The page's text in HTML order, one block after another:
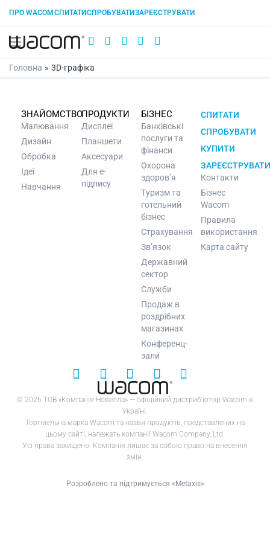
ПРО WACOM СПИТАТИ СПРОБУВАТИ ЗАРЕЄСТРУВАТИ
Головна » 3D-графіка
ЗНАЙОМСТВО
Малювання
Дизайн
Обробка
Ідеї
Навчання
ПРОДУКТИ
Дисплеї
Планшети
Аксесуари
Для e-
підпису
БІЗНЕС
Банківські
послуги та
фінанси
Охорона
здоров’я
Туризм та
готельний
бізнес
Страхування
Зв’язок
Державний
сектор
Служби
Продаж в
роздрібних
магазинах
Конференц-
зали
СПИТАТИ
СПРОБУВАТИ
КУПИТИ
Контакти
Бізнес
Wacom
Правила
використання
Карта сайту
© 2026 ТОВ «Компанія Новелла» — офіційний дистриб'ютор Wacom в
Україні.
Торгівельна марка Wacom та назви продуктів, представлених на
цьому сайті, належать компанії Wacom Company, Ltd.
Усі права захищено. Компанія лишає за собою право на внесення
змін.
Розроблено та підтримується «Metaxis»